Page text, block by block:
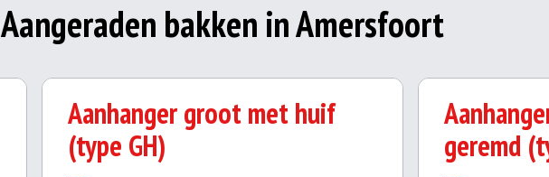
Aangeraden bakken in Amersfoort
Aanhanger groot met huif
(type GH)
geremd